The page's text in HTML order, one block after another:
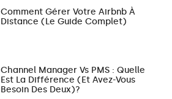
Comment Gérer Votre Airbnb À
Distance (le Guide Complet)
Channel Manager Vs PMS : Quelle
Est La Différence (et Avez-Vous
Besoin Des Deux)?